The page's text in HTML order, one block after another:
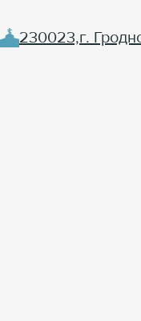
230023,г.